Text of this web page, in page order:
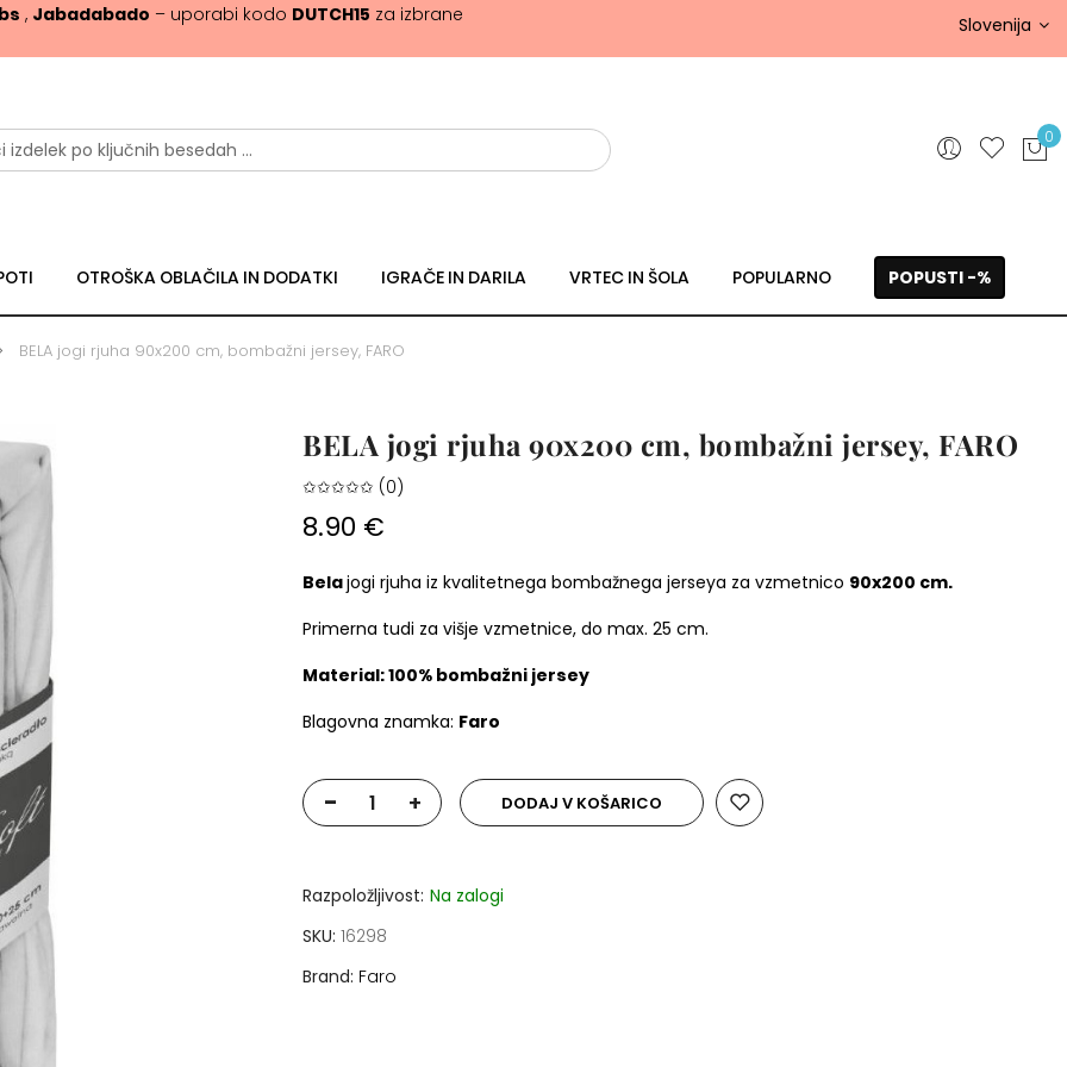
, Jabadabado – uporabi kodo DUTCH15 za izbrane
Slovenija
0
OTROŠKA OBLAČILA IN DODATKI IGRAČE IN DARILA VRTEC IN ŠOLA POPULARNO POPUSTI -%
BELA jogi rjuha 90x200 cm, bombažni jersey, FARO
BELA jogi rjuha 90x200 cm, bombažni jersey, FARO
✩✩✩✩✩ (0)
8.90 €
Belajogi rjuha iz kvalitetnega bombažnega jerseya za vzmetnico 90x200 cm.
Primerna tudi za višje vzmetnice, do max. 25 cm.
Material: 100% bombažni jersey
Blagovna znamka: Faro
- + DODAJ V KOŠARICO
Razpoložljivost: Na zalogi
SKU 16298
Brand Faro